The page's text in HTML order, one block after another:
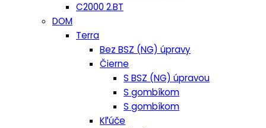
C2000 2.BT
DOM
Terra
Bez BSZ (NG) úpravy
Čierne
S BSZ (NG) úpravou
S gombíkom
S gombíkom
Kľúče